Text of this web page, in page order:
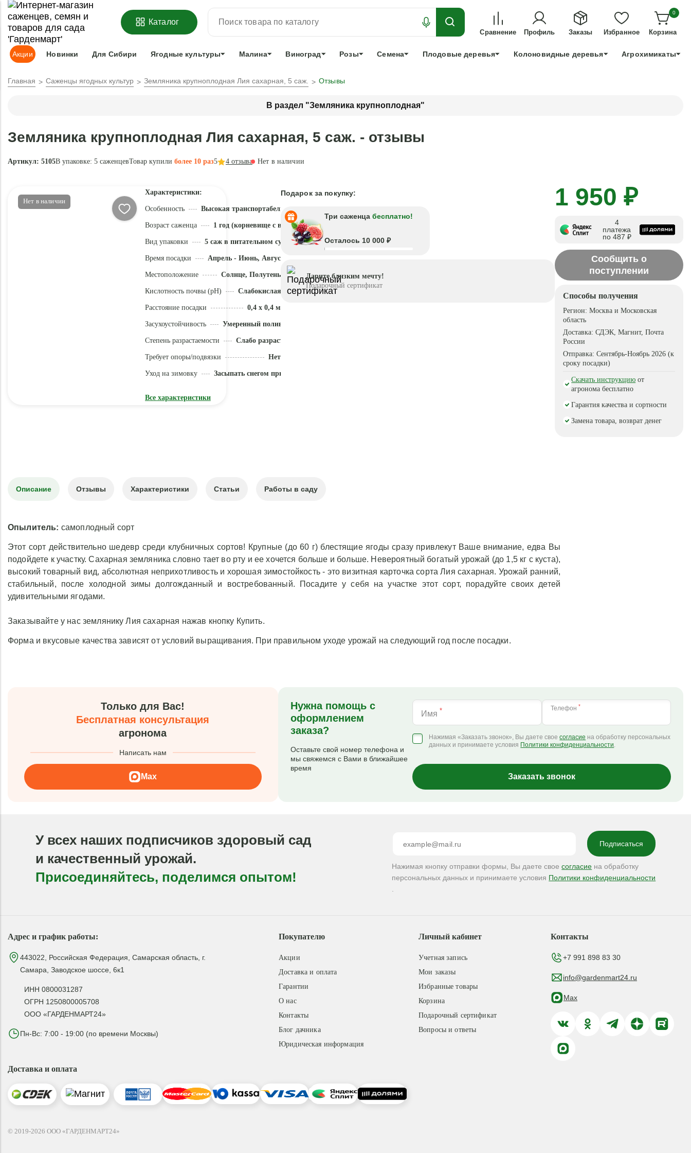
ОФОРМИТЬПРЕДЗАКАЗ =ЗАБРОНИРОВАТЬЛУЧШЕЕ ДЛЯ ТЕХ, КТО УСПЕЕТ!
Адрес доставки:Москва Доставка и оплата Гарантии +7 991 898 83 30
Каталог
Сравнение Профиль Заказы Избранное
0
Корзина
Акции Новинки Для Сибири Ягодные культуры Малина Виноград Розы Семена Плодовые деревья Колоновидные деревья Агрохимикаты
Главная Саженцы ягодных культур Земляника крупноплодная Лия сахарная, 5 саж. Отзывы
В раздел "Земляника крупноплодная"
Земляника крупноплодная Лия сахарная, 5 саж. - отзывы
Артикул: 5105В упаковке: 5 саженцевТовар купили более 10 раз5 4 отзыва Нет в наличии
Нет в наличии
Характеристики:
Особенность Высокая транспортабельность
Возраст саженца 1 год (корневище с верхушечными почками)
Вид упаковки 5 саж в питательном субстрате
Время посадки Апрель - Июнь, Август - Октябрь
Местоположение Солнце, Полутень
Кислотность почвы (pH) Слабокислая (5,1 - 5,5)
Расстояние посадки 0,4 x 0,4 м
Засухоустойчивость Умеренный полив
Степень разрастаемости Слабо разрастается
Требует опоры/подвязки Нет
Уход на зимовку Засыпать снегом приствольный круг
Все характеристики
Подарок за покупку:
Три саженца бесплатно!
Осталось 10 000 ₽
Дарите близким мечту!
Подарочный сертификат
1 950 ₽
4
платежа
по 487 ₽
Сообщить о
поступлении
Способы получения
Регион:Москва и Московская
область
Доставка:СДЭК, Магнит, Почта
России
Отправка:Сентябрь-Ноябрь 2026 (к
сроку посадки)
Скачать инструкцию от
агронома бесплатно
Гарантия качества и сортности
Замена товара, возврат денег
Описание Отзывы Характеристики Статьи Работы в саду
Опылитель: самоплодный сорт
Этот сорт действительно шедевр среди клубничных сортов! Крупные (до 60 г) блестящие ягоды сразу привлекут Ваше внимание, едва Вы
подойдете к участку. Сахарная земляника словно тает во рту и ее хочется больше и больше. Невероятный богатый урожай (до 1,5 кг с куста),
высокий товарный вид, абсолютная неприхотливость и хорошая зимостойкость - это визитная карточка сорта Лия сахарная. Урожай ранний,
стабильный, после холодной зимы долгожданный и востребованный. Посадите у себя на участке этот сорт, порадуйте своих детей
удивительными ягодами.
Заказывайте у нас землянику Лия сахарная нажав кнопку Купить.
Форма и вкусовые качества зависят от условий выращивания. При правильном уходе урожай на следующий год после посадки.
Только для Вас!
Бесплатная консультация
агронома
Написать нам
Max
Нужна помощь с
оформлением
заказа?
Оставьте свой номер телефона и
мы свяжемся с Вами в ближайшее
время
Имя * Телефон *
Нажимая «Заказать звонок», Вы даете своесогласие на обработку персональных
данных и принимаете условия Политики конфиденциальности.
Заказать звонок
У всех наших подписчиков здоровый сад
и качественный урожай.
Присоединяйтесь, поделимся опытом!
Нажимая кнопку отправки формы, Вы даете своесогласие на обработку
персональных данных и принимаете условия Политики конфиденциальности
Адрес и график работы:
443022, Российская Федерация, Самарская область, г.
Самара, Заводское шоссе, 6к1
ИНН 0800031287
ОГРН 1250800005708
ООО «ГАРДЕНМАРТ24»
Пн-Вс: 7:00 - 19:00 (по времени Москвы)
Покупателю
Акции
Доставка и оплата
Гарантии
О нас
Контакты
Блог дачника
Юридическая информация
Личный кабинет
Учетная запись
Мои заказы
Избранные товары
Корзина
Подарочный сертификат
Вопросы и ответы
Контакты
+7 991 898 83 30
info@gardenmart24.ru
Max
Доставка и оплата
© 2019-2026 ООО «ГАРДЕНМАРТ24»